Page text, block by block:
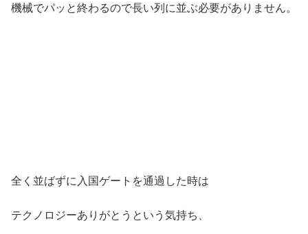
機械でパッと終わるので長い列に並ぶ必要がありません。
全く並ばずに入国ゲートを通過した時は
テクノロジーありがとうという気持ち、